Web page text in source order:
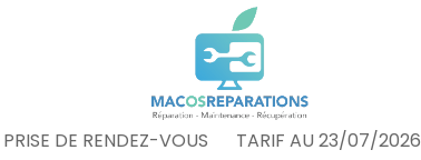
PRISE DE RENDEZ-VOUS TARIF AU 23/07/2026